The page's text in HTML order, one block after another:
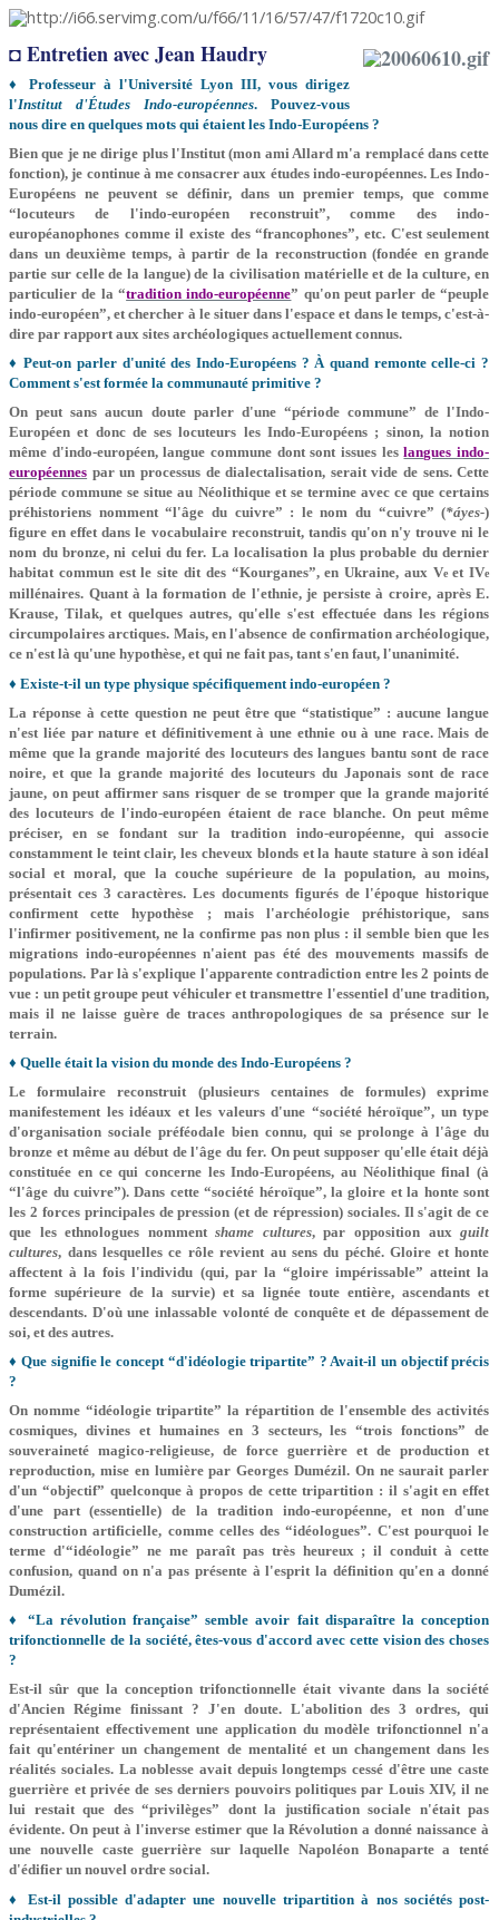
◘ Entretien avec Jean Haudry
♦ Professeur à l'Université Lyon III, vous dirigez
l'Institut d'Études Indo-européennes. Pouvez-vous
nous dire en quelques mots qui étaient les Indo-Européens ?
Bien que je ne dirige plus l'Institut (mon ami Allard m'a remplacé dans cette
fonction), je continue à me consacrer aux études indo-européennes. Les Indo-
Européens ne peuvent se définir, dans un premier temps, que comme
“locuteurs de l'indo-européen reconstruit”, comme des indo-
européanophones comme il existe des “francophones”, etc. C'est seulement
dans un deuxième temps, à partir de la reconstruction (fondée en grande
partie sur celle de la langue) de la civilisation matérielle et de la culture, en
particulier de la “tradition indo-européenne” qu'on peut parler de “peuple
indo-européen”, et chercher à le situer dans l'espace et dans le temps, c'est-à-
dire par rapport aux sites archéologiques actuellement connus.
♦ Peut-on parler d'unité des Indo-Européens ? À quand remonte celle-ci ?
Comment s'est formée la communauté primitive ?
On peut sans aucun doute parler d'une “période commune” de l'Indo-
Européen et donc de ses locuteurs les Indo-Européens ; sinon, la notion
même d'indo-européen, langue commune dont sont issues leslangues indo-
européennes par un processus de dialectalisation, serait vide de sens. Cette
période commune se situe au Néolithique et se termine avec ce que certains
préhistoriens nomment “l'âge du cuivre” : le nom du “cuivre” (*áyes-)
figure en effet dans le vocabulaire reconstruit, tandis qu'on n'y trouve ni le
nom du bronze, ni celui du fer. La localisation la plus probable du dernier
habitat commun est le site dit des “Kourganes”, en Ukraine, aux Veet IVe
millénaires. Quant à la formation de l'ethnie, je persiste à croire, après E.
Krause, Tilak, et quelques autres, qu'elle s'est effectuée dans les régions
circumpolaires arctiques. Mais, en l'absence de confirmation archéologique,
ce n'est là qu'une hypothèse, et qui ne fait pas, tant s'en faut, l'unanimité.
♦ Existe-t-il un type physique spécifiquement indo-européen ?
La réponse à cette question ne peut être que “statistique” : aucune langue
n'est liée par nature et définitivement à une ethnie ou à une race. Mais de
même que la grande majorité des locuteurs des langues bantu sont de race
noire, et que la grande majorité des locuteurs du Japonais sont de race
jaune, on peut affirmer sans risquer de se tromper que la grande majorité
des locuteurs de l'indo-européen étaient de race blanche. On peut même
préciser, en se fondant sur la tradition indo-européenne, qui associe
constamment le teint clair, les cheveux blonds et la haute stature à son idéal
social et moral, que la couche supérieure de la population, au moins,
présentait ces 3 caractères. Les documents figurés de l'époque historique
confirment cette hypothèse ; mais l'archéologie préhistorique, sans
l'infirmer positivement, ne la confirme pas non plus : il semble bien que les
migrations indo-européennes n'aient pas été des mouvements massifs de
populations. Par là s'explique l'apparente contradiction entre les 2 points de
vue : un petit groupe peut véhiculer et transmettre l'essentiel d'une tradition,
mais il ne laisse guère de traces anthropologiques de sa présence sur le
terrain.
♦ Quelle était la vision du monde des Indo-Européens ?
Le formulaire reconstruit (plusieurs centaines de formules) exprime
manifestement les idéaux et les valeurs d'une “société héroïque”, un type
d'organisation sociale préféodale bien connu, qui se prolonge à l'âge du
bronze et même au début de l'âge du fer. On peut supposer qu'elle était déjà
constituée en ce qui concerne les Indo-Européens, au Néolithique final (à
“l'âge du cuivre”). Dans cette “société héroïque”, la gloire et la honte sont
les 2 forces principales de pression (et de répression) sociales. Il s'agit de ce
que les ethnologues nommentshame cultures, par opposition auxguilt
cultures, dans lesquelles ce rôle revient au sens du péché. Gloire et honte
affectent à la fois l'individu (qui, par la “gloire impérissable” atteint la
forme supérieure de la survie) et sa lignée toute entière, ascendants et
descendants. D'où une inlassable volonté de conquête et de dépassement de
soi, et des autres.
♦ Que signifie le concept “d'idéologie tripartite” ? Avait-il un objectif précis
?
On nomme “idéologie tripartite” la répartition de l'ensemble des activités
cosmiques, divines et humaines en 3 secteurs, les “trois fonctions” de
souveraineté magico-religieuse, de force guerrière et de production et
reproduction, mise en lumière par Georges Dumézil. On ne saurait parler
d'un “objectif” quelconque à propos de cette tripartition : il s'agit en effet
d'une part (essentielle) de la tradition indo-européenne, et non d'une
construction artificielle, comme celles des “idéologues”. C'est pourquoi le
terme d'“idéologie” ne me paraît pas très heureux ; il conduit à cette
confusion, quand on n'a pas présente à l'esprit la définition qu'en a donné
Dumézil.
♦ “La révolution française” semble avoir fait disparaître la conception
trifonctionnelle de la société, êtes-vous d'accord avec cette vision des choses
?
Est-il sûr que la conception trifonctionnelle était vivante dans la société
d'Ancien Régime finissant ? J'en doute. L'abolition des 3 ordres, qui
représentaient effectivement une application du modèle trifonctionnel n'a
fait qu'entériner un changement de mentalité et un changement dans les
réalités sociales. La noblesse avait depuis longtemps cessé d'être une caste
guerrière et privée de ses derniers pouvoirs politiques par Louis XIV, il ne
lui restait que des “privilèges” dont la justification sociale n'était pas
évidente. On peut à l'inverse estimer que la Révolution a donné naissance à
une nouvelle caste guerrière sur laquelle Napoléon Bonaparte a tenté
d'édifier un nouvel ordre social.
♦ Est-il possible d'adapter une nouvelle tripartition à nos sociétés post-